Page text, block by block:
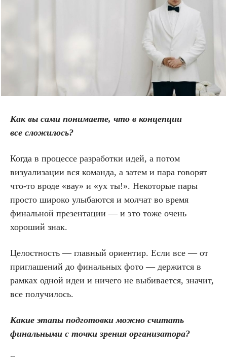
Как вы сами понимаете, что в концепции
все сложилось?
Когда в процессе разработки идей, а потом
визуализации вся команда, а затем и пара говорят
что-то вроде «вау» и «ух ты!». Некоторые пары
просто широко улыбаются и молчат во время
финальной презентации — и это тоже очень
хороший знак.
Целостность — главный ориентир. Если все — от
приглашений до финальных фото — держится в
рамках одной идеи и ничего не выбивается, значит,
все получилось.
Какие этапы подготовки можно считать
финальными с точки зрения организатора?